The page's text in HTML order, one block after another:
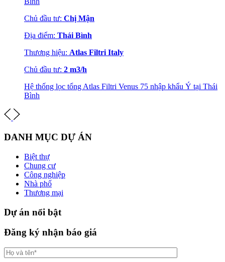
Chủ đầu tư: Chị Mận
Địa điểm: Thái Bình
Thương hiệu: Atlas Filtri Italy
Chủ đầu tư: 2 m3/h
Hệ thống lọc tổng Atlas Filtri Venus 75 nhập khẩu Ý tại Thái
Bình
DANH MỤC DỰ ÁN
Biệt thự
Chung cư
Công nghiệp
Nhà phố
Thương mại
Dự án nổi bật
Đăng ký nhận báo giá